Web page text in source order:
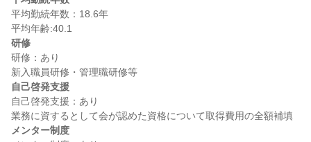
平均勤続年数：18.6年
研修
研修：あり
自己啓発支援
自己啓発支援：あり
メンター制度